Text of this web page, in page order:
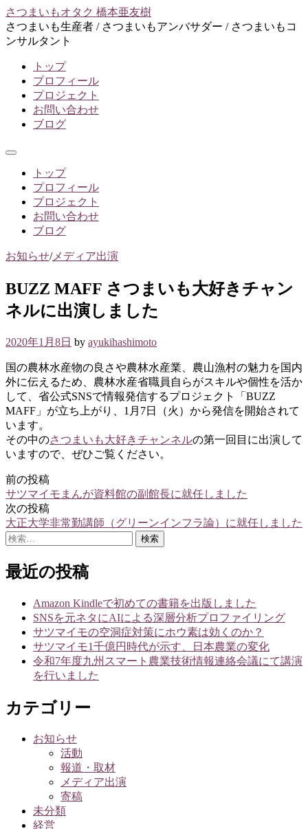
コ
ン
テ
さつまいもオタク 橋本亜友樹
さつまいも生産者 / さつまいもアンバサダー / さつまいもコ
ンサルタント
トップ
プロフィール
プロジェクト
お問い合わせ
ブログ
メ
トップ
プロフィール
プロジェクト
お問い合わせ
ブログ
お知らせ/メディア出演
BUZZ MAFF さつまいも大好きチャン
ネルに出演しました
2020年1月8日 by ayukihashimoto
国の農林水産物の良さや農林水産業、農山漁村の魅力を国内
外に伝えるため、農林水産省職員自らがスキルや個性を活か
して、省公式SNSで情報発信するプロジェクト「BUZZ
MAFF」が立ち上がり、1月7日（火）から発信を開始されて
います。
その中のさつまいも大好きチャンネルの第一回目に出演して
いますので、ぜひご覧ください。
投
稿
ナ
ビ
ゲ
前の投稿
サツマイモまんが資料館の副館長に就任しました
次の投稿
大正大学非常勤講師（グリーンインフラ論）に就任しました
検
最近の投稿
Amazon Kindleで初めての書籍を出版しました
SNSを元ネタにAIによる深層分析プロファイリング
サツマイモの空洞症対策にホウ素は効くのか？
サツマイモ1千億円時代が示す、日本農業の変化
令和7年度九州スマート農業技術情報連絡会議にて講演
を行いました
カテゴリー
お知らせ
活動
報道・取材
メディア出演
寄稿
未分類
経営